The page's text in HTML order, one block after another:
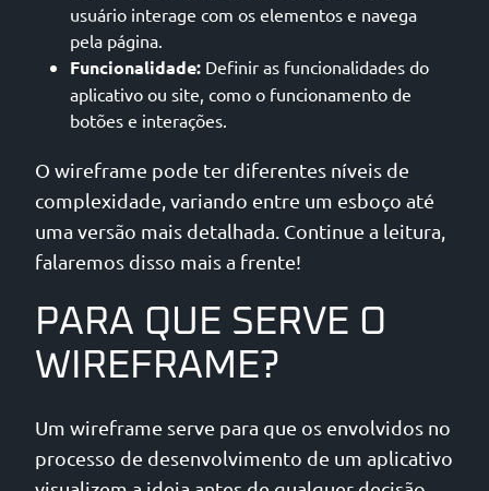
usuário interage com os elementos e navega
pela página.
Funcionalidade: Definir as funcionalidades do
aplicativo ou site, como o funcionamento de
botões e interações.
O wireframe pode ter diferentes níveis de
complexidade, variando entre um esboço até
uma versão mais detalhada. Continue a leitura,
falaremos disso mais a frente!
PARA QUE SERVE O
WIREFRAME?
Um wireframe serve para que os envolvidos no
processo de desenvolvimento de um aplicativo